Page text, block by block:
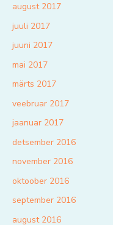
august 2017
juuli 2017
juuni 2017
mai 2017
märts 2017
veebruar 2017
jaanuar 2017
detsember 2016
november 2016
oktoober 2016
september 2016
august 2016